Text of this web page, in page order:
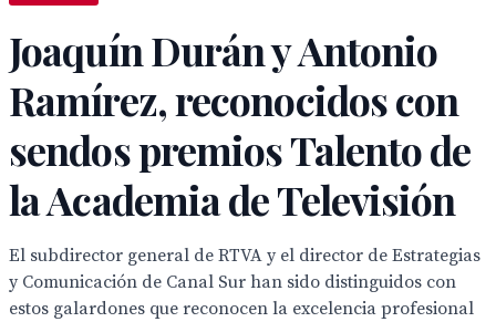
Joaquín Durán y Antonio
Ramírez, reconocidos con
sendos premios Talento de
la Academia de Televisión
El subdirector general de RTVA y el director de Estrategias
y Comunicación de Canal Sur han sido distinguidos con
estos galardones que reconocen la excelencia profesional